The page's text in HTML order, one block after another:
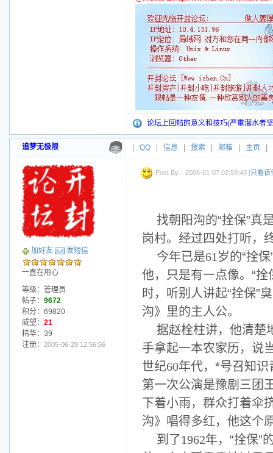
论坛上回帖的意义和技巧(严重潜水者
追梦无极限 QQ 信息 搜索 邮箱 主页
加好友 发短信
一直在用心
等级：管理员
帖子： 9672
积分：69820
威望： 21
精华：39
注册： 2005-06-29 12:56:56
Post By：2006-01-07 02:59:43 [只看该
找朝阳沟的“拴保”真
岗村。经过四处打听，
今年已是61 岁的“拴
他，只是有一点像。“拴
时，听别人讲起“拴保”
沟》里的主人公。
据赵栓柱讲，他清
手拿起一本农家历，说
世纪60年代，*号召知
第一次公演是豫剧三团
下着小雨，群众打着伞
沟》唱得多红，他这个
到了1962年，“拴保”